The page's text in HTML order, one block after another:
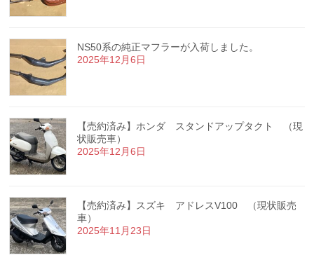
NS50系の純正マフラーが入荷しました。
2025年12月6日
【売約済み】ホンダ スタンドアップタクト （現
状販売車）
2025年12月6日
【売約済み】スズキ アドレスV100 （現状販売
車）
2025年11月23日